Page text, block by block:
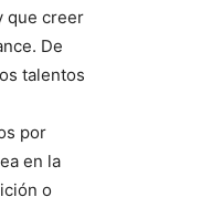
que creer
De
talentos
por
en la
o